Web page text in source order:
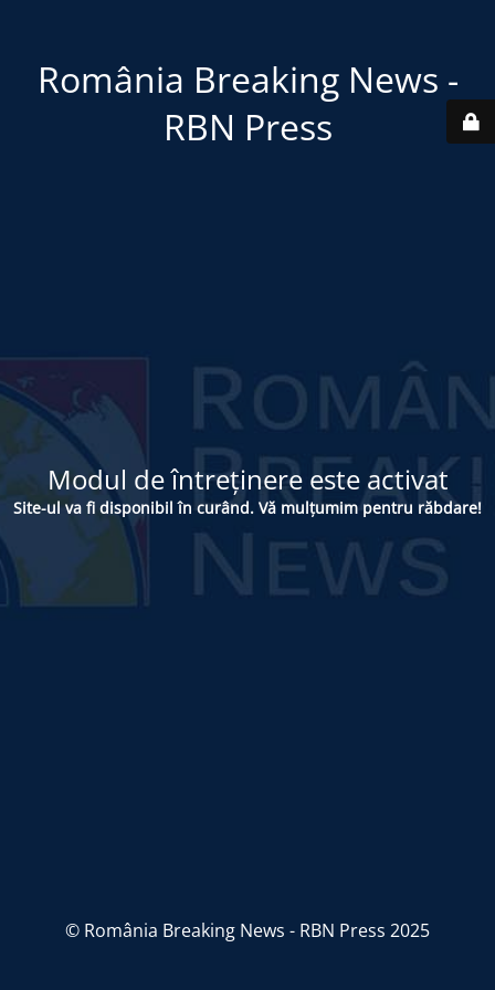
România Breaking News -
RBN Press
Modul de întreținere este activat
Site-ul va fi disponibil în curând. Vă mulțumim pentru răbdare!
© România Breaking News - RBN Press 2025